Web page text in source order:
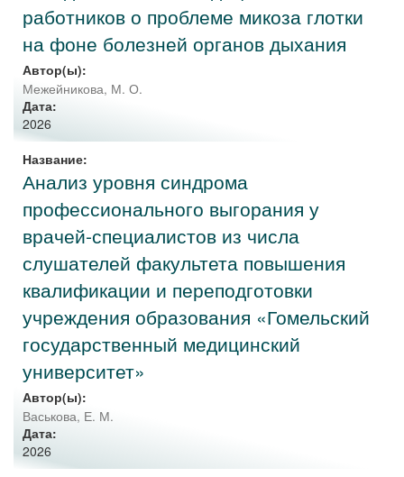
работников о проблеме микоза глотки
на фоне болезней органов дыхания
Автор(ы):
Межейникова, М. О.
Дата:
2026
Название:
Анализ уровня синдрома
профессионального выгорания у
врачей-специалистов из числа
слушателей факультета повышения
квалификации и переподготовки
учреждения образования «Гомельский
государственный медицинский
университет»
Автор(ы):
Васькова, Е. М.
Дата:
2026